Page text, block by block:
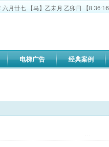
六月廿七 【马】乙未月 乙卯日 【8:36:16
电梯广告 经典案例